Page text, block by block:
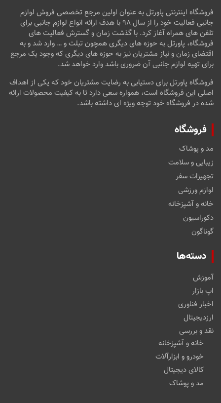
فروشگاه اینترنتی پاورتل به عنوان اولین مرجع تخصصی فروش لوازم
جانبی فعالیت خود را از سال ۹۸ با هدف ارائه انواع لوازم جانبی برای
تلفن های همراه آغاز کرد. با گذشت زمان و گسترش فعالیت های
فروشگاه، پاورتل به حوزه های دیگری همچون تبلت و … وارد شد و به
اقتضای زمان و نیاز مشتریان نیز به حوزه های دیگری که وجود یک مرجع
برای تهیه لوازم جانبی آن ضروری باشد وارد خواهد شد.
فروشگاه پاورتل برای دستیابی به رضایت مشتریان خود که یکی از اهداف
اصلی این فروشگاه است، همواره سعی دارد تا به کیفیت محصولات ارائه
شده در فروشگاه خود توجه ویژه ای داشته باشد.
فروشگاه
مد و پوشاک
زیبایی و سلامت
تجهیزات سفر
لوازم ورزشی
خانه و آشپزخانه
دکوراسیون
گوناگون
دسته‌ها
آموزش
اپ بازار
اخبار فناوری
ارزدیجیتال
نقد و بررسی
خانه و آشپزخانه
خودرو و ابزارآلات
کالای دیجیتال
مد و پوشاک